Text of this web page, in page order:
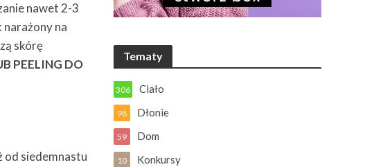
nawet 2-3
na
skórę
PEELING DO
od siedemnastu
Tematy
Ciało
306
Dłonie
98
Dom
59
Konkursy
10